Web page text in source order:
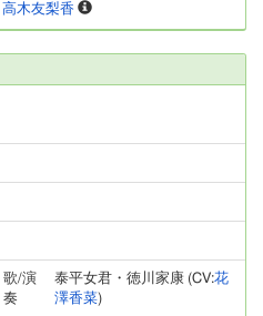
高木友梨香
歌/演
奏
泰平女君・徳川家康 (CV:花
澤香菜)